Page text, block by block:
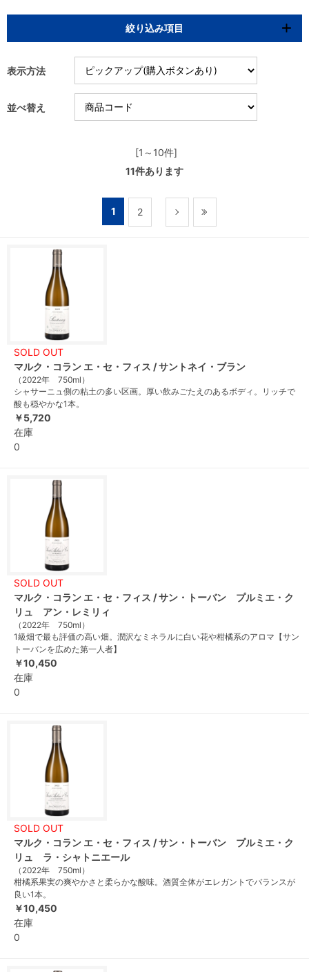
絞り込み項目
表示方法
並べ替え
[1～10件]
11件あります
1 2
SOLD OUT
マルク・コラン エ・セ・フィス / サントネイ・ブラン
（2022年 750ml）
シャサーニュ側の粘土の多い区画。厚い飲みごたえのあるボディ。リッチで
酸も穏やかな1本。
￥5,720
在庫
0
SOLD OUT
マルク・コラン エ・セ・フィス / サン・トーバン プルミエ・ク
リュ アン・レミリィ
（2022年 750ml）
1級畑で最も評価の高い畑。潤沢なミネラルに白い花や柑橘系のアロマ【サン
トーバンを広めた第一人者】
￥10,450
在庫
0
SOLD OUT
マルク・コラン エ・セ・フィス / サン・トーバン プルミエ・ク
リュ ラ・シャトニエール
（2022年 750ml）
柑橘系果実の爽やかさと柔らかな酸味。酒質全体がエレガントでバランスが
良い1本。
￥10,450
在庫
0